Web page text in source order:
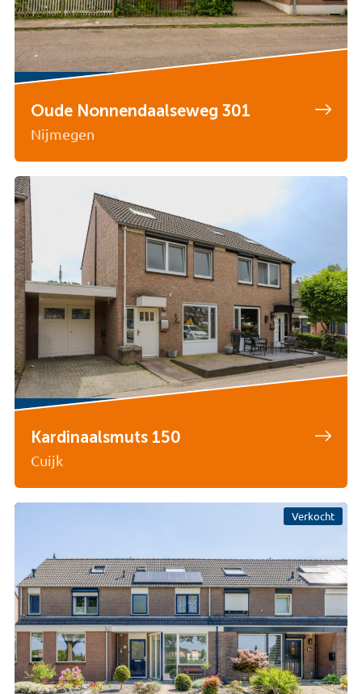
Oude Nonnendaalseweg 301
Nijmegen
Kardinaalsmuts 150
Cuijk
Verkocht